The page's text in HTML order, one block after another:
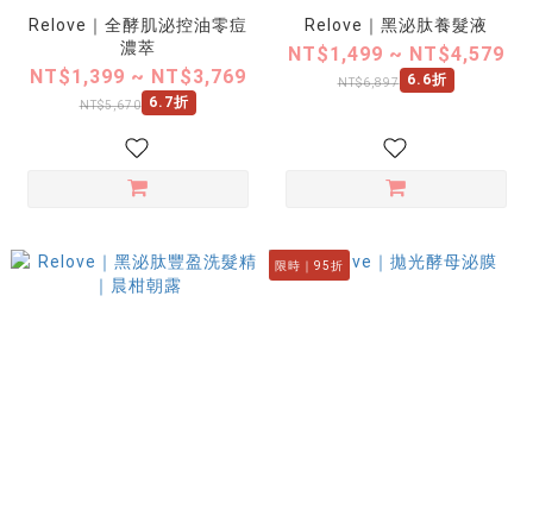
Relove｜全酵肌泌控油零痘
濃萃
NT$1,399 ~ NT$3,769
NT$5,670 6.7折
Relove｜黑泌肽養髮液
NT$1,499 ~ NT$4,579
NT$6,897 6.6折
限時｜95折